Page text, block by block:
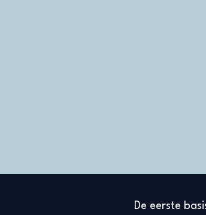
De eerste